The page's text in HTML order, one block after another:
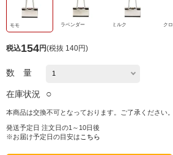
モモ ラベンダー ミルク クロ
税込154円(税抜 140円)
数 量
在庫状況 ○
本商品は交換不可となっております。ご了承ください。
発送予定日 注文日の1～10日後
※お届け予定日の目安は こちら